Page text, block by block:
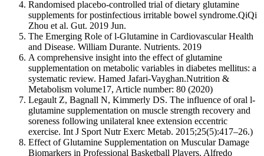
Randomised placebo-controlled trial of dietary glutamine
supplements for postinfectious irritable bowel syndrome.QiQi
Zhou et al. Gut. 2019 Jun.
The Emerging Role of l-Glutamine in Cardiovascular Health
and Disease. William Durante. Nutrients. 2019
A comprehensive insight into the effect of glutamine
supplementation on metabolic variables in diabetes mellitus: a
systematic review. Hamed Jafari-Vayghan.Nutrition &
Metabolism volume17, Article number: 80 (2020)
Legault Z, Bagnall N, Kimmerly DS. The influence of oral l-
glutamine supplementation on muscle strength recovery and
soreness following unilateral knee extension eccentric
exercise. Int J Sport Nutr Exerc Metab. 2015;25(5):417–26.)
Effect of Glutamine Supplementation on Muscular Damage
Biomarkers in Professional Basketball Players. Alfredo